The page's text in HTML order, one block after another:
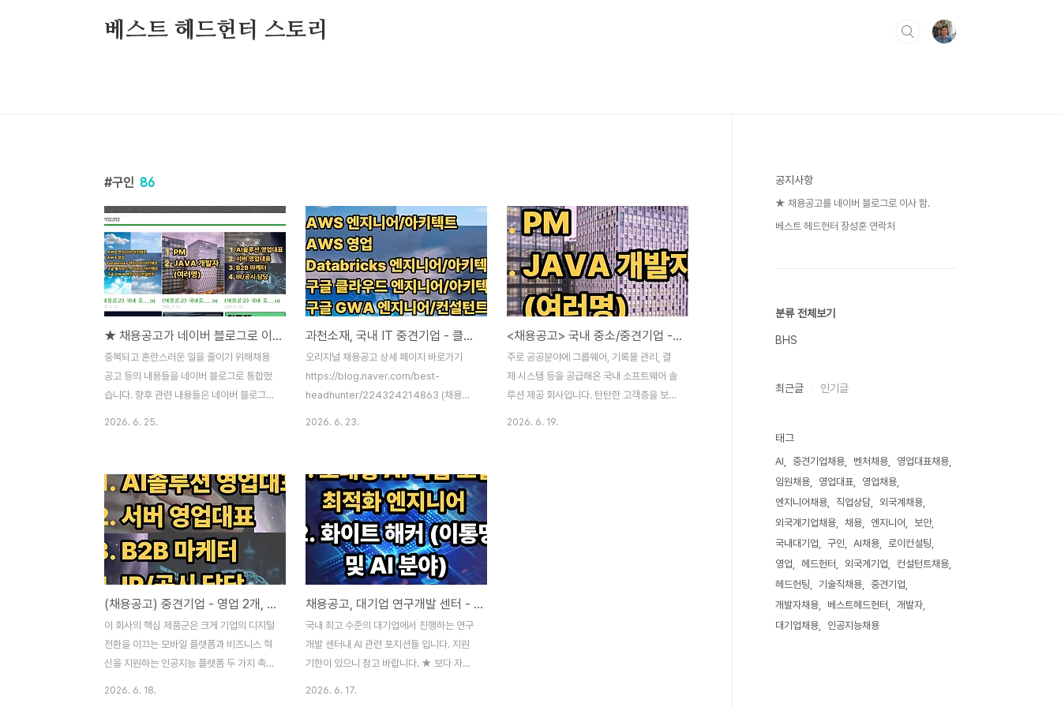
베스트 헤드헌터 스토리
구인 86
★ 채용공고가 네이버 블로그로 이사 감
중복되고 혼란스러운 일을 줄이기 위해채용
공고 등의 내용들을 네이버 블로그로 통합했
습니다. 향후 관련 내용들은 네이버 블로그에
버 블로그아이티(iT), 하이테크 분야 전문 헤
드헌터 서울 강남 도곡동 소재, 서치펌 로이
컨설팅에서 15년째 전업 헤드헌터로 활동하
는 중. (컨텍:
bestheadhunter@roiconsulting.co.kr)blog.naver.com
2026. 6. 25.
과천소재, 국내 IT 중견기업 - 클라우드 엔지니어, 영업 등 채용 중
오리지널 채용공고 상세 페이지 바로가기
https://blog.naver.com/best-
headhunter/224324214863 (채용공
지...blog.naver.com
2026. 6. 23.
<채용공고> 국내 중소/중견기업 - 1. PM, 2. JAVA 개발자 (여러명) 채용 진행 중
주로 공공분야에 그룹웨어, 기록물 관리, 결
제 시스템 등을 공급해온 국내 소프트웨어 솔
루션 제공 회사입니다. 탄탄한 고객층을 보유
2026. 6. 19.
(채용공고) 중견기업 - 영업 2개, 마케터 1개, IR담당자 1개, 포지션 오픈 진행 중
이 회사의 핵심 제품군은 크게 기업의 디지털
전환을 이끄는 모바일 플랫폼과 비즈니스 혁
신을 지원하는 인공지능 플랫폼 두 가지 축으
2026. 6. 18.
채용공고, 대기업 연구개발 센터 - AI 관련 포지션 3개, 진행 중
국내 최고 수준의 대기업에서 진행하는 연구
개발 센터내 AI 관련 포지션들 입니다. 지원
기한이 있으니 참고 바랍니다. ★ 보다 자세
2026. 6. 17.
공지사항
★ 채용공고를 네이버 블로그로 이사 함.
베스트 헤드헌터 장성훈 연락처
분류 전체보기
BHS
최근글 인기글
태그
AI 중견기업채용 벤처채용
영업대표채용
임원채용
영업대표
영업채용
엔지니어채용
직업상담
외국계채용
외국계기업채용
채용 엔지니어
보안
국내대기업
구인 AI채용
로이컨설팅
영업
헤드헌터 외국계기업
컨설턴트채용
헤드헌팅
기술직채용
중견기업
개발자채용
베스트헤드헌터
개발자
대기업채용
인공지능채용